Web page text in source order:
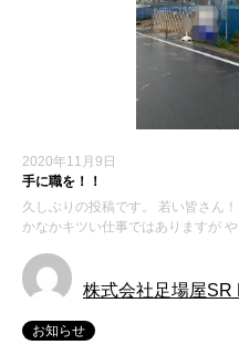
2020年11月9日
手に職を！！
久しぶりの投稿です。 若い皆さん
かなかキツい仕事ではありますが
株式会社足場屋SR
お知らせ